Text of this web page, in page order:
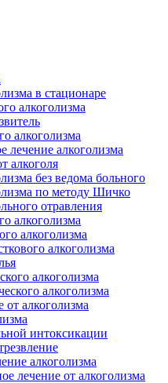
в стационаре
алкоголизма
алкоголизма
лечение алкоголизма
алкоголя
без ведома больного
по методу Шичко
отравления
алкоголизма
алкоголизма
алкоголизма
алкоголизма
алкоголизма
от алкоголизма
интоксикации
алкоголизма
лечение от алкоголизма